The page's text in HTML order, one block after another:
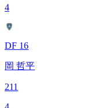
4
DF 16
岡 哲平
211